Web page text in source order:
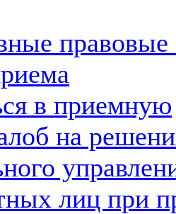
правовые
в приемную
на
лиц при